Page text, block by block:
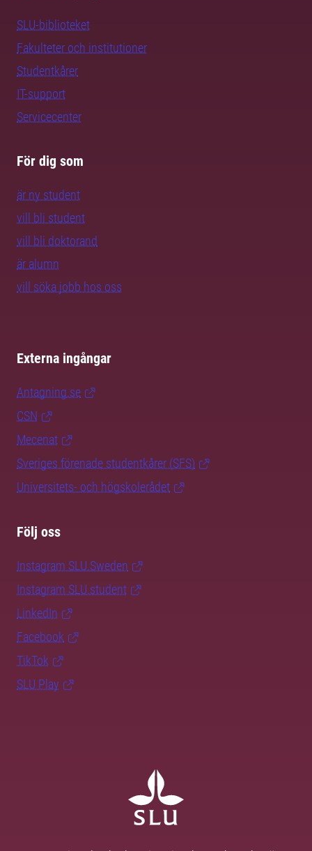
SLU-biblioteket
Fakulteter och institutioner
Studentkårer
IT-support
Servicecenter
För dig som
är ny student
vill bli student
vill bli doktorand
är alumn
vill söka jobb hos oss
Externa ingångar
Antagning.se
CSN
Mecenat
Sveriges förenade studentkårer (SFS)
Universitets- och högskolerådet
Följ oss
Instagram SLU.Sweden
Instagram SLU.student
LinkedIn
Facebook
TikTok
SLU Play